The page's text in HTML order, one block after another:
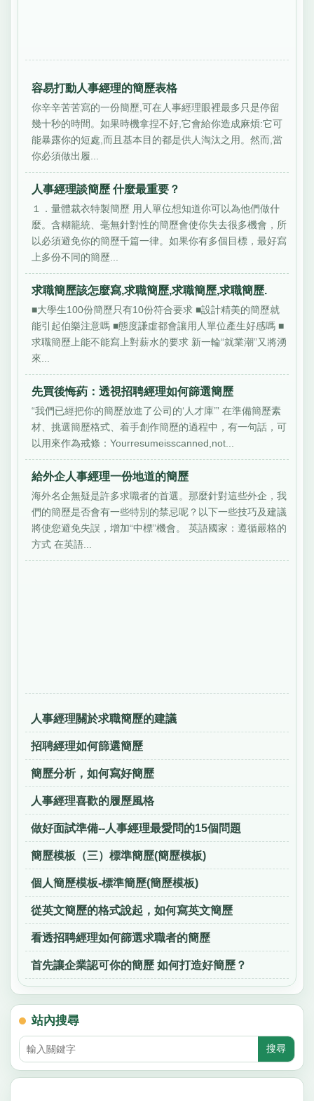
容易打動人事經理的簡歷表格
你辛辛苦苦寫的一份簡歷,可在人事經理眼裡最多只是停留
幾十秒的時間。如果時機拿捏不好,它會給你造成麻煩:它可
能暴露你的短處,而且基本目的都是供人淘汰之用。然而,當
你必須做出履...
人事經理談簡歷 什麼最重要？
１．量體裁衣特製簡歷 用人單位想知道你可以為他們做什
麼。含糊籠統、毫無針對性的簡歷會使你失去很多機會，所
以必須避免你的簡歷千篇一律。如果你有多個目標，最好寫
上多份不同的簡歷...
求職簡歷該怎麼寫,求職簡歷,求職簡歷,求職簡歷.
■大學生100份簡歷只有10份符合要求 ■設計精美的簡歷就
能引起伯樂注意嗎 ■態度謙虛都會讓用人單位產生好感嗎 ■
求職簡歷上能不能寫上對薪水的要求 新一輪“就業潮”又將湧
來...
先買後悔葯：透視招聘經理如何篩選簡歷
“我們已經把你的簡歷放進了公司的‘人才庫’” 在準備簡歷素
材、挑選簡歷格式、着手創作簡歷的過程中，有一句話，可
以用來作為戒條：Yourresumeisscanned,not...
給外企人事經理一份地道的簡歷
海外名企無疑是許多求職者的首選。那麼針對這些外企，我
們的簡歷是否會有一些特別的禁忌呢？以下一些技巧及建議
將使您避免失誤，增加“中標”機會。 英語國家：遵循嚴格的
方式 在英語...
人事經理關於求職簡歷的建議
招聘經理如何篩選簡歷
簡歷分析，如何寫好簡歷
人事經理喜歡的履歷風格
做好面試準備--人事經理最愛問的15個問題
簡歷模板（三）標準簡歷(簡歷模板)
個人簡歷模板-標準簡歷(簡歷模板)
從英文簡歷的格式說起，如何寫英文簡歷
看透招聘經理如何篩選求職者的簡歷
首先讓企業認可你的簡歷 如何打造好簡歷？
站內搜尋